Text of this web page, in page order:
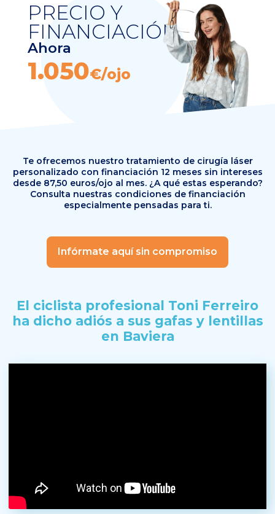
PRECIO Y
FINANCIACIÓN
Ahora
1.050€/ojo
Te ofrecemos nuestro tratamiento de cirugía láser
personalizado con financiación 12 meses sin intereses
desde 87,50 euros/ojo al mes. ¿A qué estas esperando?
Consulta nuestras condiciones de financiación
especialmente pensadas para ti.
Infórmate aquí sin compromiso
El ciclista profesional Toni Ferreiro
ha dicho adiós a sus gafas y lentillas
en Baviera